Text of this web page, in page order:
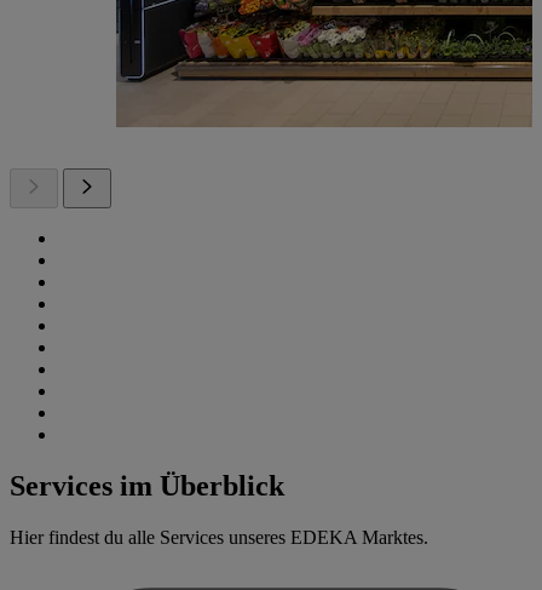
Services im Überblick
Hier findest du alle Services unseres EDEKA Marktes.